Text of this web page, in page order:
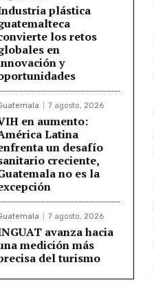
plástica
los retos
en
y
7 agosto, 2026
en aumento:
Latina
un desafío
creciente,
no es la
7 agosto, 2026
avanza hacia
medición más
del turismo